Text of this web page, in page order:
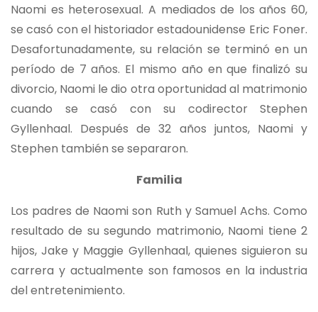
Naomi es heterosexual. A mediados de los años 60,
se casó con el historiador estadounidense Eric Foner.
Desafortunadamente, su relación se terminó en un
período de 7 años. El mismo año en que finalizó su
divorcio, Naomi le dio otra oportunidad al matrimonio
cuando se casó con su codirector Stephen
Gyllenhaal. Después de 32 años juntos, Naomi y
Stephen también se separaron.
Familia
Los padres de Naomi son Ruth y Samuel Achs. Como
resultado de su segundo matrimonio, Naomi tiene 2
hijos, Jake y Maggie Gyllenhaal, quienes siguieron su
carrera y actualmente son famosos en la industria
del entretenimiento.